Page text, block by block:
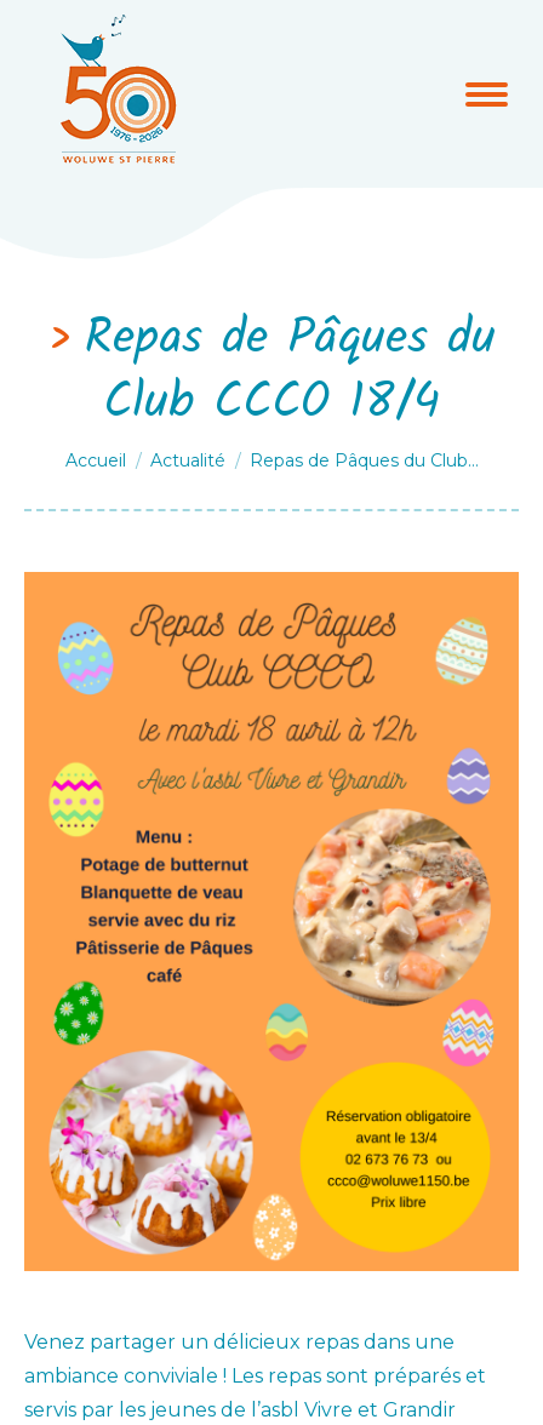
Repas de Pâques du
Club CCCO 18/4
Vous êtes ici :
Accueil Actualité Repas de Pâques du Club…
Venez partager un délicieux repas dans une
ambiance conviviale ! Les repas sont préparés et
servis par les jeunes de l’asbl Vivre et Grandir